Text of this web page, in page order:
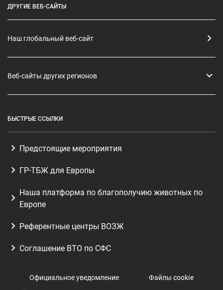
ДРУГИЕ ВЕБ-САЙТЫ
Наш глобальный веб-сайт
Веб-сайты других регионов
БЫСТРЫЕ ССЫЛКИ
Предстоящие мероприятия
ГР-ТБЖ для Европы
Наша платформа по благополучию животных по
Европе
Референтные центры ВОЗЖ
Соглашение ВТО по СФС
Официальное уведомление
Файлы cookie